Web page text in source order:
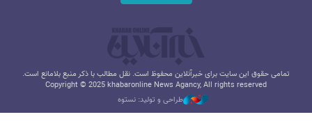
تمامی حقوق این سایت برای خبرآنلاین محفوظ است. نقل مطالب با ذکر منبع بلامانع است.
Copyright © 2025 khabaronline News Agancy, All rights reserved
طراحی و تولید: نستوه